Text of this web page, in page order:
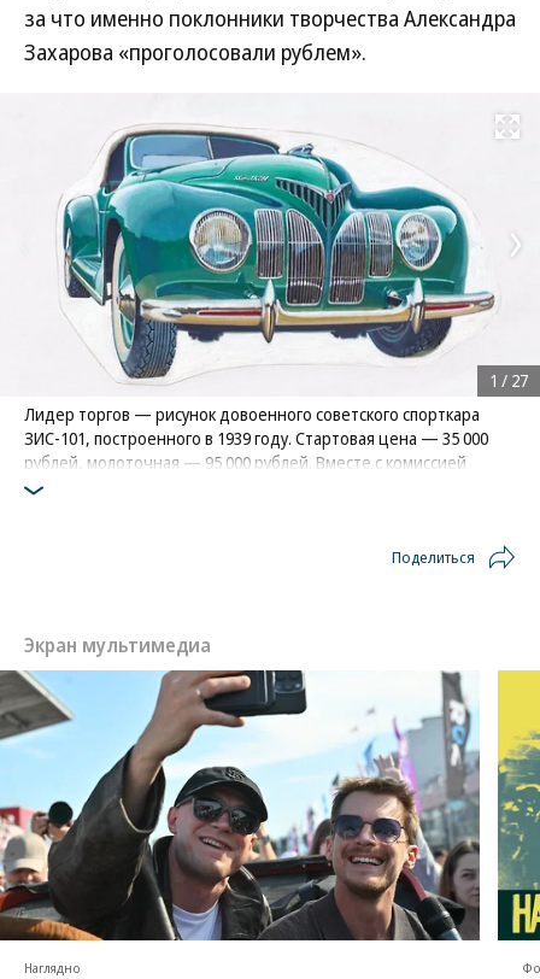
за что именно поклонники творчества Александра
Захарова «проголосовали рублем».
Развернуть
Лидер торгов — рисунок довоенного советского спорткара
ЗИС-101, построенного в 1939 году. Стартовая цена — 35 000
рублей, молоточная — 95 000 рублей. Вместе с комиссией
аукционного дома «12 стул» получилось 118?750 рублей. Размер
1 / 27
Поделиться
Экран мультимедиа
Наглядно